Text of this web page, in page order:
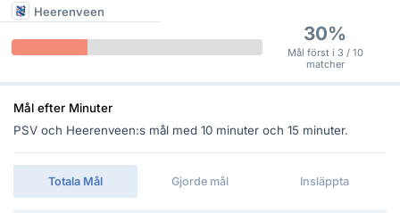
Heerenveen
30%
Mål först i 3 / 10
matcher
Mål efter Minuter
PSV och Heerenveen:s mål med 10 minuter och 15 minuter.
Totala Mål Gjorde mål Insläppta